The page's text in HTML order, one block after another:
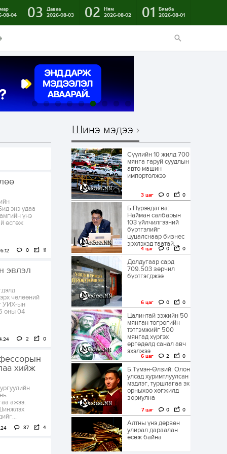
08-04
03
Даваа
2026-08-03
02
Ням
2026-08-02
01
Бямба
2026-08-01
энэ удаа
үнэ
өсгөж
0 11
эвлэл
чөлөөний
УИХ-ын
оны 04
2 0
хийж
ажээ.
37 4
Шинэ мэдээ
Сүүлийн 10 жилд 700
мянга гаруй суудлын
авто машин
импортолжээ
3 цаг 0 0
Б.Пүрэвдагва:
Найман салбарын
103 үйлчилгээний
бүртгэлийг
цуцалснаар бизнес
эрхлэхэд таатай...
4 цаг 0 0
Долдугаар сард
709.503 зөрчил
бүртгэгджээ
6 цаг 0 0
Цалинтай ээжийн 50
мянган төгрөгийн
тэтгэмжийг 500
мянгад хүргэх
өргөдөлд санал авч
эхэлжээ
6 цаг 2 0
Б.Түмэн-Өлзий: Олон
улсад хуримтлуулсан
мэдлэг, туршлагаа эх
орныхоо хөгжилд
зориулна
7 цаг 0 0
Алтны үнэ дөрвөн
улирал дараалан
өсөж байна